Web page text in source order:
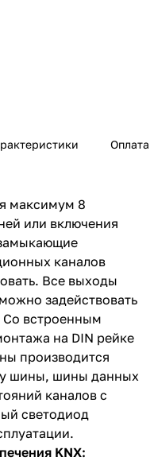
Оплата
максимум 8
или включения
каналов
Все выходы
задействовать
встроенным
на DIN рейке
производится
шины, шины данных
каналов с
светодиод
KNX: